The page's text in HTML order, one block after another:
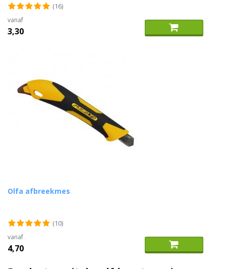
(16)
vanaf
3,30
Olfa afbreekmes
(10)
vanaf
4,70